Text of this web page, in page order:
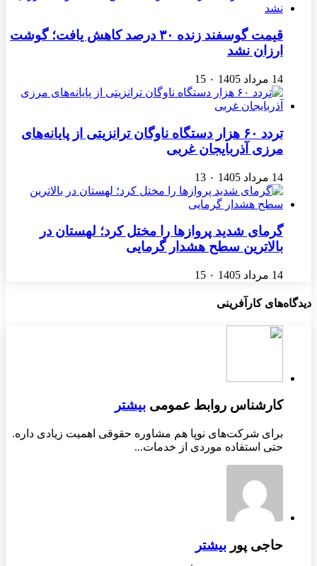
قیمت گوسفند زنده ۳۰ درصد کاهش یافت؛ گوشت
ارزان نشد
14 مرداد 1405 ۰ 15
تردد ۶۰ هزار دستگاه ناوگان ترانزیتی از پایانه‌های
مرزی آذربایجان ‌غربی
14 مرداد 1405 ۰ 13
گرمای شدید پروازها را مختل کرد؛ لهستان در
بالاترین سطح هشدار گرمایی
14 مرداد 1405 ۰ 15
دیدگاه‌های کارآفرینی
کارشناس روابط عمومی بیشتر
برای شرکت‌های نوپا هم مشاوره حقوقی اهمیت زیادی داره.
حتی استفاده موردی از خدمات...
حاجی پور بیشتر